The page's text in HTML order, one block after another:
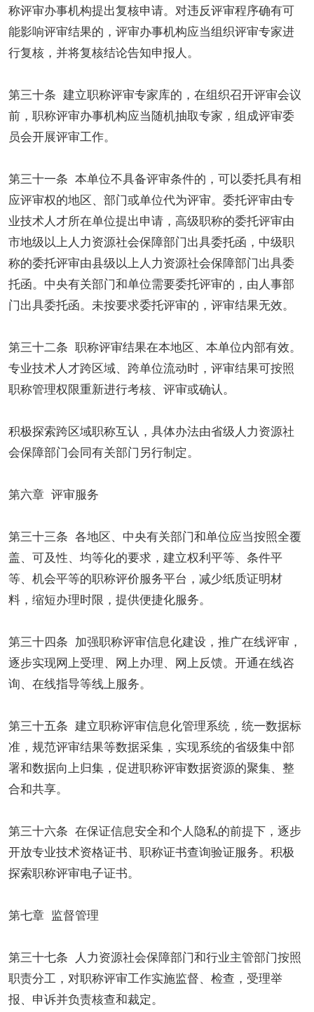
称评审办事机构提出复核申请。对违反评审程序确有可
能影响评审结果的，评审办事机构应当组织评审专家进
行复核，并将复核结论告知申报人。
第三十条 建立职称评审专家库的，在组织召开评审会议
前，职称评审办事机构应当随机抽取专家，组成评审委
员会开展评审工作。
第三十一条 本单位不具备评审条件的，可以委托具有相
应评审权的地区、部门或单位代为评审。委托评审由专
业技术人才所在单位提出申请，高级职称的委托评审由
市地级以上人力资源社会保障部门出具委托函，中级职
称的委托评审由县级以上人力资源社会保障部门出具委
托函。中央有关部门和单位需要委托评审的，由人事部
门出具委托函。未按要求委托评审的，评审结果无效。
第三十二条 职称评审结果在本地区、本单位内部有效。
专业技术人才跨区域、跨单位流动时，评审结果可按照
职称管理权限重新进行考核、评审或确认。
积极探索跨区域职称互认，具体办法由省级人力资源社
会保障部门会同有关部门另行制定。
第六章 评审服务
第三十三条 各地区、中央有关部门和单位应当按照全覆
盖、可及性、均等化的要求，建立权利平等、条件平
等、机会平等的职称评价服务平台，减少纸质证明材
料，缩短办理时限，提供便捷化服务。
第三十四条 加强职称评审信息化建设，推广在线评审，
逐步实现网上受理、网上办理、网上反馈。开通在线咨
询、在线指导等线上服务。
第三十五条 建立职称评审信息化管理系统，统一数据标
准，规范评审结果等数据采集，实现系统的省级集中部
署和数据向上归集，促进职称评审数据资源的聚集、整
合和共享。
第三十六条 在保证信息安全和个人隐私的前提下，逐步
开放专业技术资格证书、职称证书查询验证服务。积极
探索职称评审电子证书。
第七章 监督管理
第三十七条 人力资源社会保障部门和行业主管部门按照
职责分工，对职称评审工作实施监督、检查，受理举
报、申诉并负责核查和裁定。